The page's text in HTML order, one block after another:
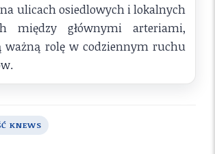
ulicach osiedlowych i lokalnych
między głównymi arteriami,
ważną rolę w codziennym ruchu
KNEWS